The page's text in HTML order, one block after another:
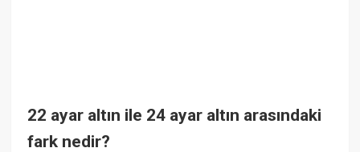
22 ayar altın ile 24 ayar altın arasındaki
fark nedir?